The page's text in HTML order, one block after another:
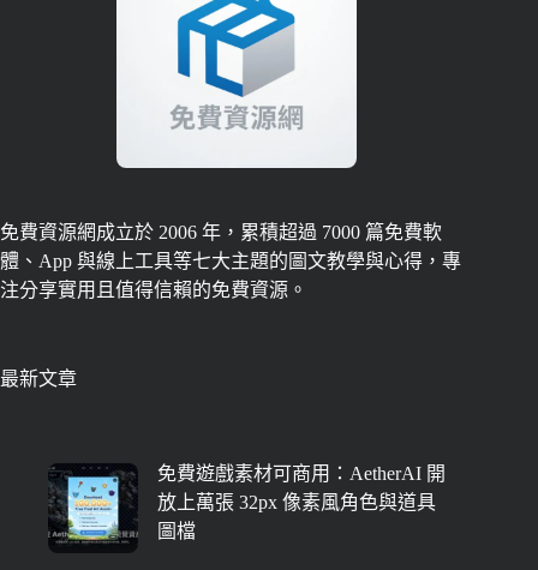
免費資源網成立於 2006 年，累積超過 7000 篇免費軟
體、App 與線上工具等七大主題的圖文教學與心得，專
注分享實用且值得信賴的免費資源。
最新文章
免費遊戲素材可商用：AetherAI 開
放上萬張 32px 像素風角色與道具
圖檔